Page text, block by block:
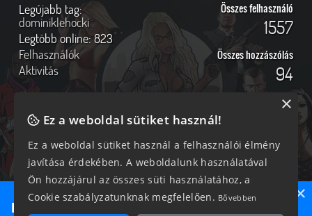
Legújabb tag:
dominiklehocki
Legtöbb online:823
Felhasználók
Aktivitás
Összes felhasználó
1557
Összes hozzászólás
94
Online felhasználók
342 vendég, 0 tag
Kövess Minket!
Ne maradj le semmiről!
×
Ez a weboldal sütiket használ!
Ez a weboldal sütiket használ a felhasználói élmény
javítása érdekében. A weboldalunk használatával
Ön hozzájárul az összes süti használatához, a
Cookie szabályzatunknak megfelelően. Bővebben
×